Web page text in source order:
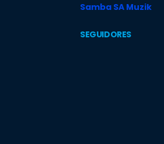
Samba SA Muzik
SEGUIDORES